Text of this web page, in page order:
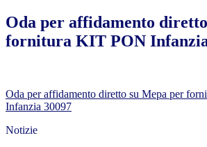
Oda per affidamento
fornitura KIT PON
Oda per affidamento diretto su Mepa per
Infanzia 30097
Notizie